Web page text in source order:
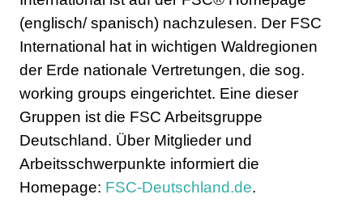
(englisch/ spanisch) nachzulesen. Der FSC
International hat in wichtigen Waldregionen
der Erde nationale Vertretungen, die sog.
working groups eingerichtet. Eine dieser
Gruppen ist die FSC Arbeitsgruppe
Deutschland. Über Mitglieder und
Arbeitsschwerpunkte informiert die
Homepage: FSC-Deutschland.de.